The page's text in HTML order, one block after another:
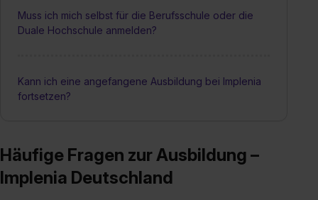
Muss ich mich selbst für die Berufsschule oder die
Duale Hochschule anmelden?
Kann ich eine angefangene Ausbildung bei Implenia
fortsetzen?
Häufige Fragen zur Ausbildung –
Implenia Deutschland